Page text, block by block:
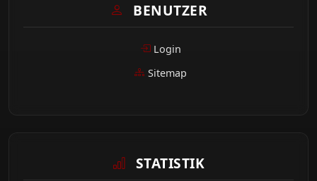
BENUTZER
Login
Sitemap
STATISTIK